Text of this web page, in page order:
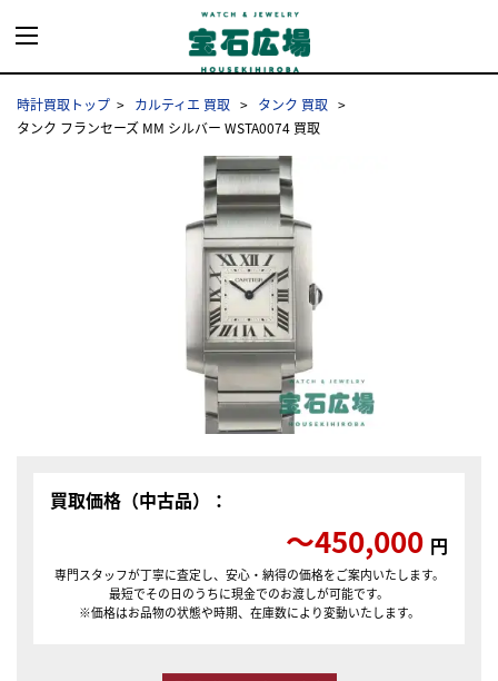
時計買取トップ カルティエ 買取
タンク 買取
タンク フランセーズ MM シルバー WSTA0074 買取
買取価格（中古品）：
〜450,000 円
専門スタッフが丁寧に査定し、安心・納得の価格をご案内いたします。
最短でその日のうちに現金でのお渡しが可能です。
※価格はお品物の状態や時期、在庫数により変動いたします。